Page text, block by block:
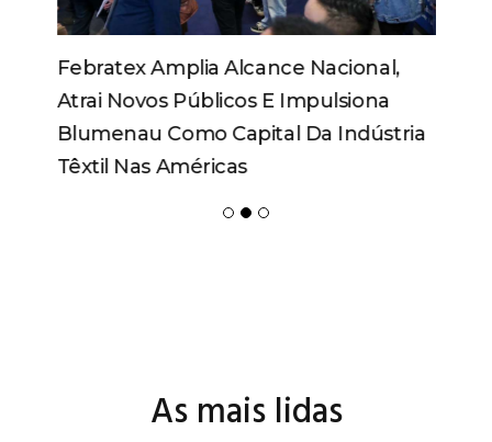
Febratex Amplia Alcance Nacional,
Atrai Novos Públicos E Impulsiona
Blumenau Como Capital Da Indústria
Têxtil Nas Américas
As mais lidas